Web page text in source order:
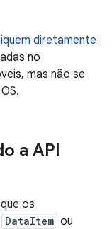
diretamente
no
mas não se
a API
os
DataItem ou